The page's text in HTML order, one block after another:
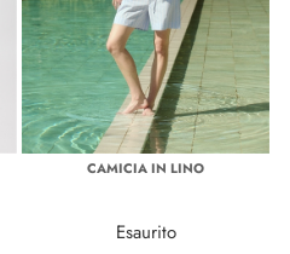
CAMICIA IN LINO
Esaurito